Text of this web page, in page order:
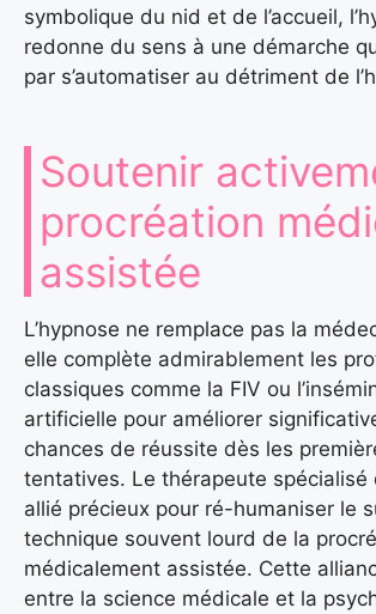
symbolique du nid et de l’accueil,
redonne du sens à une démarche
par s’automatiser au détriment de
Soutenir
procréation
assistée
L’hypnose ne remplace pas la
elle complète admirablement les
classiques comme la FIV ou
artificielle pour améliorer
chances de réussite dès les
tentatives. Le thérapeute spécialisé
allié précieux pour ré-humaniser le
technique souvent lourd de la
médicalement assistée. Cette
entre la science médicale et la